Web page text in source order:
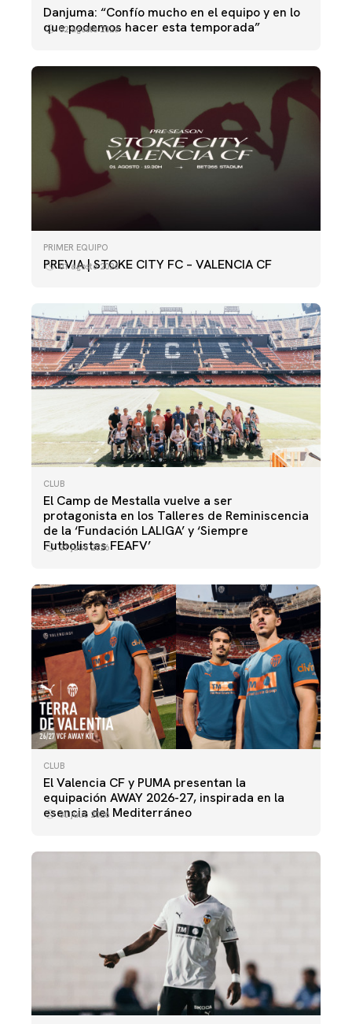
Danjuma: “Confío mucho en el equipo y en lo
que podemos hacer esta temporada”
02 agosto 2026
PRIMER EQUIPO
PREVIA | STOKE CITY FC – VALENCIA CF
01 agosto 2026
CLUB
El Camp de Mestalla vuelve a ser
protagonista en los Talleres de Reminiscencia
de la ‘Fundación LALIGA’ y ‘Siempre
Futbolistas FEAFV’
31 julio 2026
CLUB
El Valencia CF y PUMA presentan la
equipación AWAY 2026-27, inspirada en la
esencia del Mediterráneo
30 julio 2026